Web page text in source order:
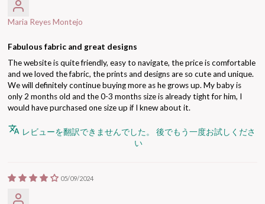
Maria Reyes Montejo
Fabulous fabric and great designs
The website is quite friendly, easy to navigate, the price is comfortable
and we loved the fabric, the prints and designs are so cute and unique.
We will definitely continue buying more as he grows up. My baby is
only 2 months old and the 0-3 months size is already tight for him, I
would have purchased one size up if I knew about it.
レビューを翻訳できませんでした。 後でもう一度お試しくださ
い
05/09/2024